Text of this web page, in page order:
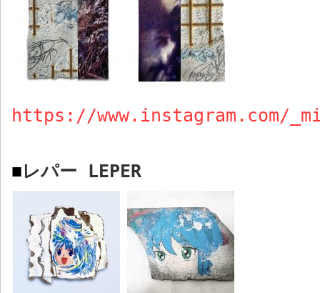
https://www.instagram.com/
■レパー LEPER